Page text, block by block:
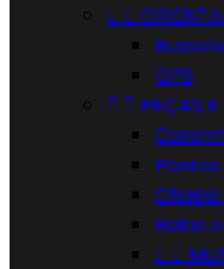
 
GPS
  PEÇAS
Chapa
Balas
 